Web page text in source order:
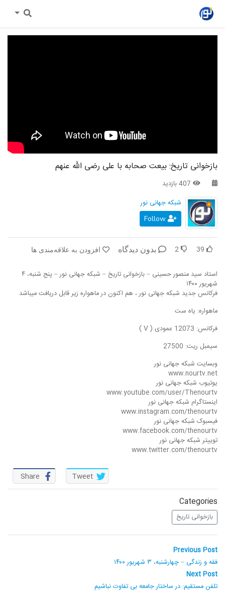
بازخوانی تاریخ: بیعت صحابه با علی رضی الله عنهم
407 بازدید
شبکه جهانی نور
39
2 بدون دیدگاه افزودن به علاقه‌مندی ها
استاد سید منصور حسینی – بازخوانی تاریخ – شبکه جهانی نور – پنج شنبه، ۴
شهریور ۱۴۰۰
فرکانس جدید شبکه جهانی نور ، هم اکنون در ماهواره زیر قابل دریافت میباشد
ماهواره: یاه ست
فرکانس: 12073 عمودی ( V )
سیمبل ریت: 27500
وبسایت شبکه جهانی نور
www.nourtv.net
یوتیوب شبکه جهانی نور
www.youtube.com/user/Thenourtv
اینستاگرام شبکه جهانی نور
www.instagram.com/thenourtv
فیسبوک شبکه جهانی نور
www.facebook.com/thenourtv
توییتر شبکه جهانی نور
www.twitter.com/thenourtv
Share Tweet
Categories
بازخوانی تاریخ
راهبری
نوشته
Previous Post
Previous
post:
فقه و زندگی – چهارشنبه، ۳ شهریور ۱۴۰۰
Next Post
Next
تلفن مستقیم: در ساختار جامعه بی تفاوت نباشیم